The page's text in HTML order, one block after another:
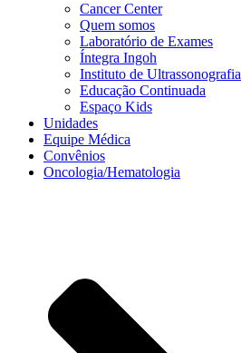
Cancer Center
Quem somos
Laboratório de Exames
Íntegra Ingoh
Instituto de Ultrassonografia
Educação Continuada
Espaço Kids
Unidades
Equipe Médica
Convênios
Oncologia/Hematologia